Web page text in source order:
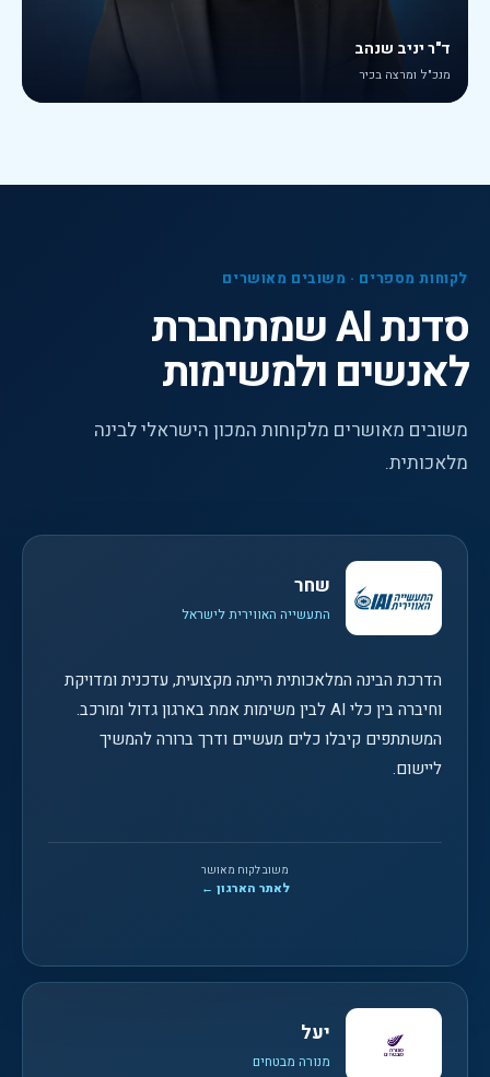
ד"ר יניב שנהב
מנכ"ל ומרצה בכיר
לקוחות מספרים · משובים מאושרים
סדנת AI שמתחברת
לאנשים ולמשימות
משובים מאושרים מלקוחות המכון הישראלי לבינה
מלאכותית.
שחר
התעשייה האווירית לישראל
הדרכת הבינה המלאכותית הייתה מקצועית, עדכנית ומדויקת
וחיברה בין כלי AI לבין משימות אמת בארגון גדול ומורכב.
המשתתפים קיבלו כלים מעשיים ודרך ברורה להמשיך
ליישום.
משוב לקוח מאושר
לאתר הארגון ←
יעל
מנורה מבטחים